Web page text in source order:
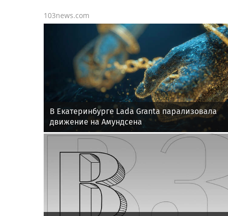
103news.com
В Екатеринбурге Lada Granta парализовала
движение на Амундсена